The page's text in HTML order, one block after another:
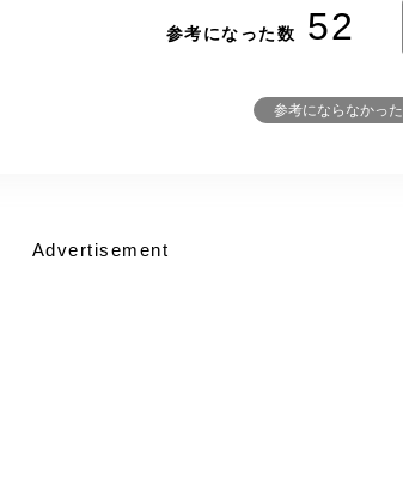
参考になった数 52
参考にならなかった
Advertisement